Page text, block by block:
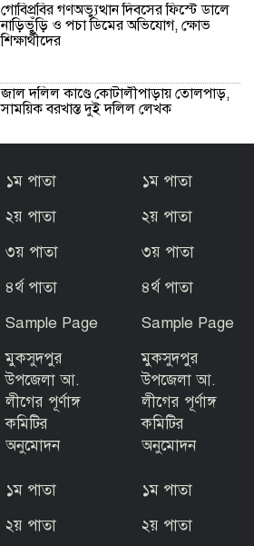
গোবিপ্রবির গণঅভ্যুত্থান দিবসের ফিস্টে ডালে
নাড়িভুঁড়ি ও পচা ডিমের অভিযোগ, ক্ষোভ
শিক্ষার্থীদের
জাল দলিল কাণ্ডে কোটালীপাড়ায় তোলপাড়,
সাময়িক বরখাস্ত দুই দলিল লেখক
বালিয়াকান্দিতে জুলাই গণঅভ্যুত্থান দিবস
পালিত
গোপালগঞ্জে বসতঘরে ট্রাক উল্টে অন্তঃসত্ত্বা
গৃহবধূ নিহত
ঘটনায় একজন গ্রেপ্তার
জুলাই গণঅভ্যুত্থান দিবস উপলক্ষে টুঙ্গিপাড়ায়
রচনা, আবৃত্তি ও চিত্রাঙ্কন প্রতিযোগিতা
বঙ্গবন্ধুর সমাধিসৌধ এলাকায় কড়া নজরদারি
১ম পাতা
২য় পাতা
৩য় পাতা
৪র্থ পাতা
Sample Page
মুকসুদপুর
উপজেলা আ.
লীগের পূর্ণাঙ্গ
কমিটির
অনুমোদন
১ম পাতা
২য় পাতা
৩য় পাতা
৪র্থ পাতা
Sample Page
মুকসুদপুর
উপজেলা আ.
লীগের পূর্ণাঙ্গ
কমিটির
অনুমোদন
১ম পাতা
২য় পাতা
১ম পাতা
২য় পাতা